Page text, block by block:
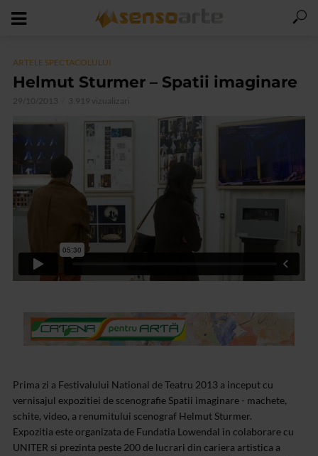
ARTELE SPECTACOLULUI
Helmut Sturmer – Spatii imaginare
29/10/2013 3.919 vizualizari
Prima zi a Festivalului National de Teatru 2013 a inceput cu
vernisajul expozitiei de scenografie Spatii imaginare - machete,
schite, video, a renumitului scenograf Helmut Sturmer.
Expozitia este organizata de Fundatia Lowendal in colaborare cu
UNITER si prezinta peste 200 de lucrari din cariera artistica a